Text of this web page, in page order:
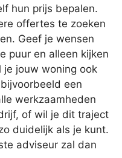
hun prijs bepalen.
offertes te zoeken
Geef je wensen
puur en alleen kijken
jouw woning ook
een
werkzaamheden
of wil je dit traject
duidelijk als je kunt.
adviseur zal dan